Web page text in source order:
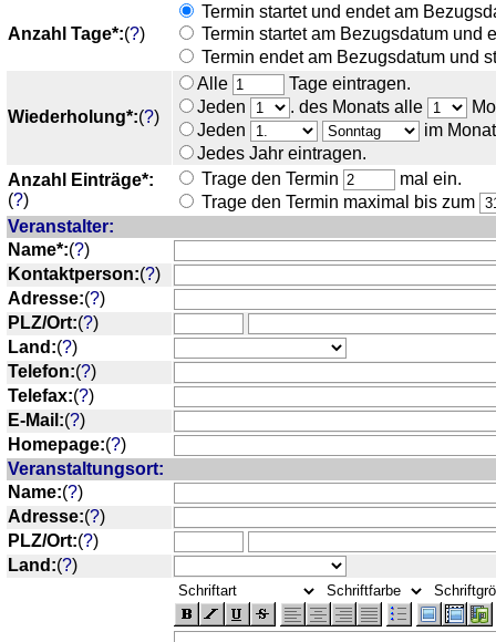
Anzahl Tage*:(?)
Termin startet und endet am
Termin startet am Bezugsdatum und
Termin endet am Bezugsdatum und
Wiederholung*:(?)
Alle
Tage eintragen.
Jeden
. des Monats alle
Jeden
im
Jedes Jahr eintragen.
Anzahl Einträge*:
(?)
Trage den Termin
mal ein.
Trage den Termin maximal bis zum
Veranstalter:
Name*:(?)
Kontaktperson:(?)
Adresse:(?)
PLZ/Ort:(?)
Land:(?)
Telefon:(?)
Telefax:(?)
E-Mail:(?)
Homepage:(?)
Veranstaltungsort:
Name:(?)
Adresse:(?)
PLZ/Ort:(?)
Land:(?)